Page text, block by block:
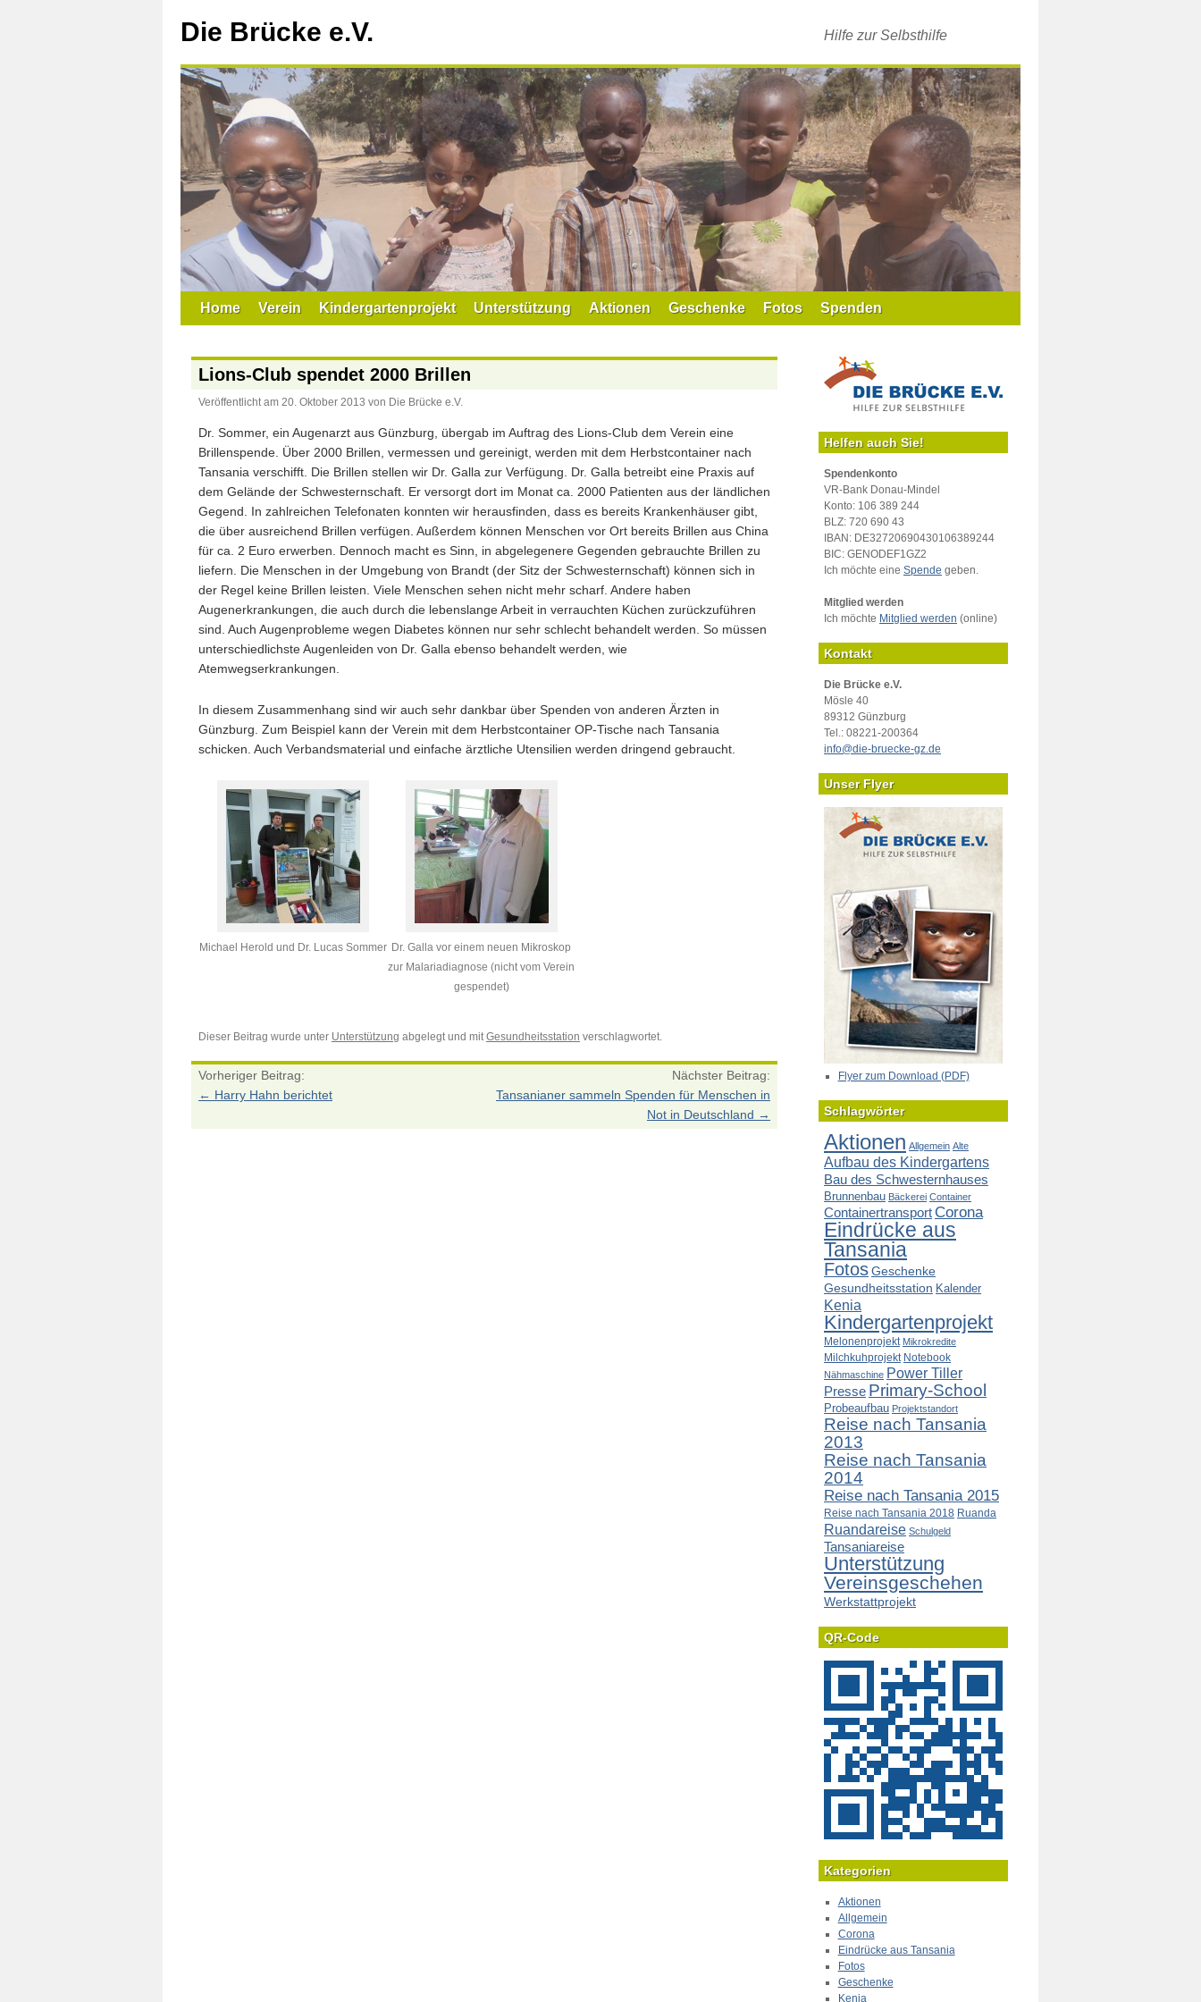
Inhalt
springen
Die Brücke e.V. Hilfe zur Selbsthilfe
Home Verein Kindergartenprojekt Unterstützung Aktionen Geschenke Fotos Spenden
Lions-Club spendet 2000 Brillen
Veröffentlicht am 20. Oktober 2013 von Die Brücke e.V.
Dr. Sommer, ein Augenarzt aus Günzburg, übergab im Auftrag des Lions-Club dem Verein eine
Brillenspende. Über 2000 Brillen, vermessen und gereinigt, werden mit dem Herbstcontainer nach
Tansania verschifft. Die Brillen stellen wir Dr. Galla zur Verfügung. Dr. Galla betreibt eine Praxis auf
dem Gelände der Schwesternschaft. Er versorgt dort im Monat ca. 2000 Patienten aus der ländlichen
Gegend. In zahlreichen Telefonaten konnten wir herausfinden, dass es bereits Krankenhäuser gibt,
die über ausreichend Brillen verfügen. Außerdem können Menschen vor Ort bereits Brillen aus China
für ca. 2 Euro erwerben. Dennoch macht es Sinn, in abgelegenere Gegenden gebrauchte Brillen zu
liefern. Die Menschen in der Umgebung von Brandt (der Sitz der Schwesternschaft) können sich in
der Regel keine Brillen leisten. Viele Menschen sehen nicht mehr scharf. Andere haben
Augenerkrankungen, die auch durch die lebenslange Arbeit in verrauchten Küchen zurückzuführen
sind. Auch Augenprobleme wegen Diabetes können nur sehr schlecht behandelt werden. So müssen
unterschiedlichste Augenleiden von Dr. Galla ebenso behandelt werden, wie
Atemwegserkrankungen.
In diesem Zusammenhang sind wir auch sehr dankbar über Spenden von anderen Ärzten in
Günzburg. Zum Beispiel kann der Verein mit dem Herbstcontainer OP-Tische nach Tansania
schicken. Auch Verbandsmaterial und einfache ärztliche Utensilien werden dringend gebraucht.
Michael Herold und Dr. Lucas Sommer Dr. Galla vor einem neuen Mikroskop
zur Malariadiagnose (nicht vom Verein
gespendet)
Dieser Beitrag wurde unter Unterstützung abgelegt und mitGesundheitsstation verschlagwortet.
Vorheriger Beitrag:
← Harry Hahn berichtet
Nächster Beitrag:
Tansanianer sammeln Spenden für Menschen in
Not in Deutschland →
Helfen auch Sie!
Spendenkonto
VR-Bank Donau-Mindel
Konto: 106 389 244
BLZ: 720 690 43
IBAN: DE32720690430106389244
BIC: GENODEF1GZ2
Ich möchte eine Spende geben.
Mitglied werden
Ich möchte Mitglied werden (online)
Kontakt
Die Brücke e.V.
Mösle 40
89312 Günzburg
Tel.: 08221-200364
info@die-bruecke-gz.de
Unser Flyer
Flyer zum Download (PDF)
Schlagwörter
Aktionen Allgemein Alte
Aufbau des Kindergartens
Bau des Schwesternhauses
Brunnenbau Bäckerei Container
Containertransport Corona
Eindrücke aus
Tansania
FotosGeschenke
Gesundheitsstation Kalender
Kenia
Kindergartenprojekt
Melonenprojekt Mikrokredite
Milchkuhprojekt Notebook
Nähmaschine Power Tiller
Presse Primary-School
Probeaufbau Projektstandort
Reise nach Tansania
2013
Reise nach Tansania
2014
Reise nach Tansania 2015
Reise nach Tansania 2018 Ruanda
Ruandareise Schulgeld
Tansaniareise
Unterstützung
Vereinsgeschehen
Werkstattprojekt
QR-Code
Kategorien
Aktionen
Allgemein
Corona
Eindrücke aus Tansania
Fotos
Geschenke
Kenia